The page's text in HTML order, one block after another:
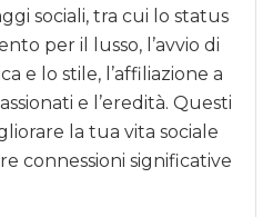
sociali, tra cui lo status
per il lusso, l’avvio di
e lo stile, l’affiliazione a
e l’eredità. Questi
la tua vita sociale
connessioni significative